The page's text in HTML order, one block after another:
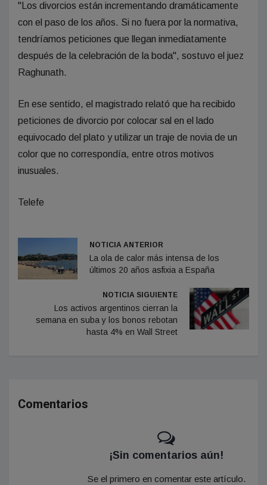
"Los divorcios están incrementando dramáticamente
con el paso de los años. Si no fuera por la normativa,
tendríamos peticiones que llegan inmediatamente
después de la celebración de la boda", sostuvo el juez
Raghunath.
En ese sentido, el magistrado relató que ha recibido
peticiones de divorcio por colocar sal en el lado
equivocado del plato y utilizar un traje de novia de un
color que no correspondía, entre otros motivos
inusuales.
Telefe
NOTICIA ANTERIOR
La ola de calor más intensa de los
últimos 20 años asfixia a España
NOTICIA SIGUIENTE
Los activos argentinos cierran la
semana en suba y los bonos rebotan
hasta 4% en Wall Street
Comentarios
¡Sin comentarios aún!
Se el primero en comentar este artículo.